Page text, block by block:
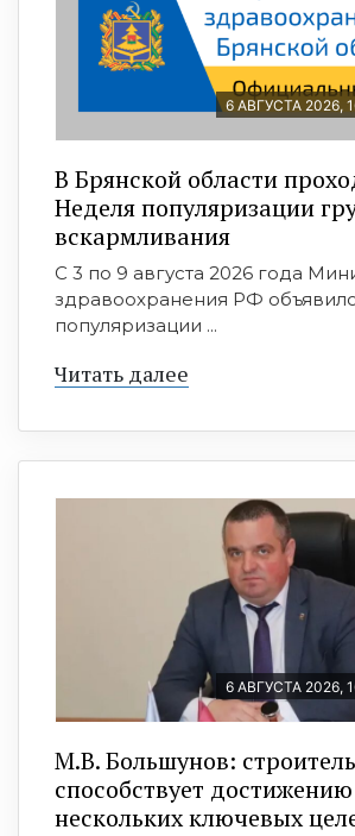
6 АВГУСТА 2026,
В Брянской области
Неделя популяризации
вскармливания
С 3 по 9 августа 2026 года
здравоохранения РФ
популяризации ...
Читать далее
6 АВГУСТА 2026,
М.В. Большунов:
способствует достижению
нескольких ключевых